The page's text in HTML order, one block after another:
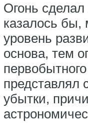
Огонь
казалось
уровень
основа, тем
представлял
убытки,